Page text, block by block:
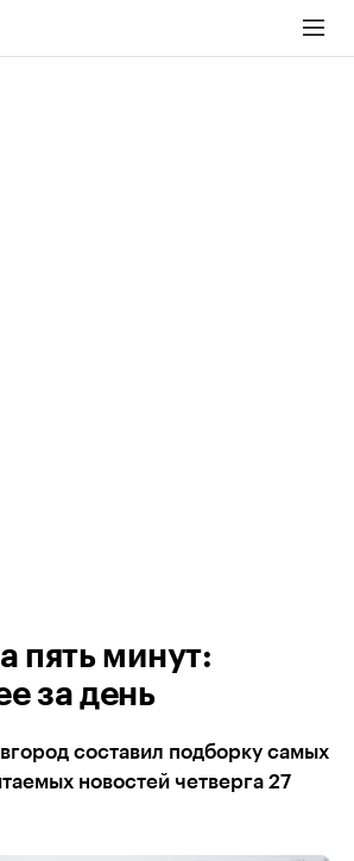
пять минут:
за день
составил подборку самых
новостей четверга 27